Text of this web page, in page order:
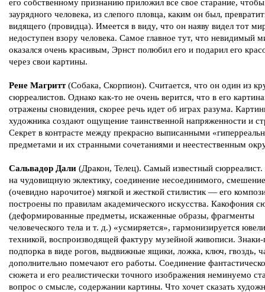
его собственному признанию приложил все свое старание,
заурядного человека, из слепого пловца, каким он был,
видящего (провидца). Имеется в виду, что он наяву видел тот
недоступен взору человека. Самое главное тут, что невидимый
оказался очень красивым, Эрнст полюбил его и подарил его
через свои картины.
Рене Магритт(Собака, Скорпион). Считается, что он один из
сюрреалистов. Однако как-то не очень верится, что в его
отражены сновидения, скорее речь идет об играх разума.
художника создают ощущение таинственной напряженности и
Секрет в контрасте между прекрасно выписанными
предметами и их странными сочетаниями и неестественным
Сальвадор Дали (Дракон, Телец). Самый известный
на чудовищную эклектику, соединение несоединимого, смешение
(очевидно нарочитое) мягкой и жесткой стилистик — его
построены по правилам академического искусства. Какофония
(деформированные предметы, искаженные образы, фрагменты
человеческого тела и т. д.) «усмиряется», гармонизируется
техникой, воспроизводящей фактуру музейной живописи.
подпорка в виде рогов, выдвижные ящики, ложка, ключ, гвоздь,
дополнительно помечают его работы. Соединение
сюжета и его реалистически точного изображения неминуемо
вопрос о смысле, содержании картины. Что хочет сказать